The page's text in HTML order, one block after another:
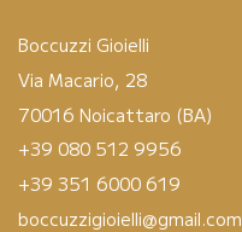
Boccuzzi Gioielli
Via Macario, 28
70016 Noicattaro (BA)
+39 080 512 9956
+39 351 6000 619
boccuzzigioielli@gmail.com